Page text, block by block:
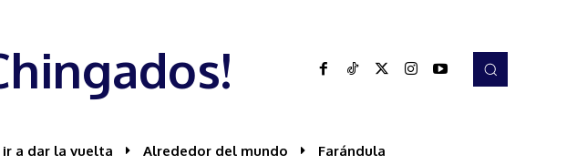
ir a dar la vuelta Alrededor del mundo Farándula